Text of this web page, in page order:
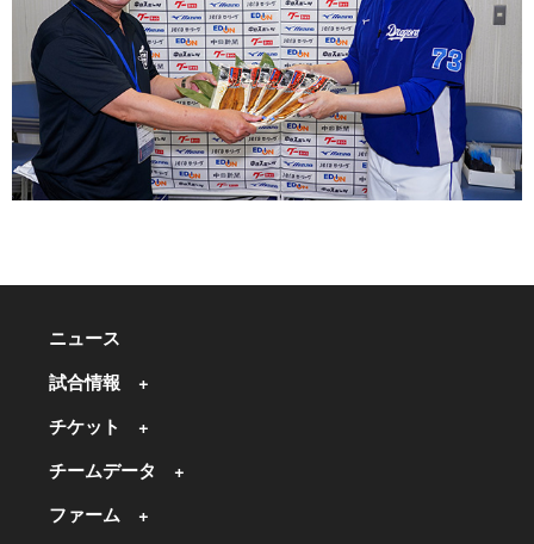
ニュース
試合情報
チケット
チームデータ
ファーム